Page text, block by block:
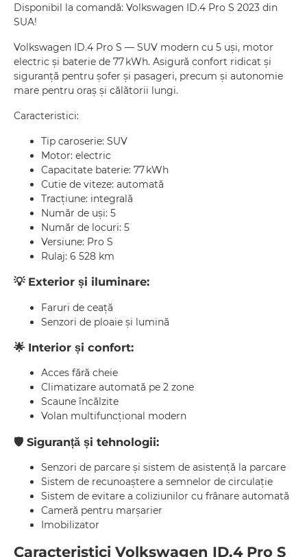
Disponibil la comandă: Volkswagen ID.4 Pro S 2023 din
SUA!
Volkswagen ID.4 Pro S — SUV modern cu 5 uși, motor
electric și baterie de 77 kWh. Asigură confort ridicat și
siguranță pentru șofer și pasageri, precum și autonomie
mare pentru oraș și călătorii lungi.
Caracteristici:
Tip caroserie: SUV
Motor: electric
Capacitate baterie: 77 kWh
Cutie de viteze: automată
Tracțiune: integrală
Număr de uși: 5
Număr de locuri: 5
Versiune: Pro S
Rulaj: 6 528 km
💡 Exterior și iluminare:
Faruri de ceață
Senzori de ploaie și lumină
🌟 Interior și confort:
Acces fără cheie
Climatizare automată pe 2 zone
Scaune încălzite
Volan multifuncțional modern
🛡 Siguranță și tehnologii:
Senzori de parcare și sistem de asistență la parcare
Sistem de recunoaștere a semnelor de circulație
Sistem de evitare a coliziunilor cu frânare automată
Cameră pentru marșarier
Imobilizator
Caracteristici Volkswagen ID.4 Pro S